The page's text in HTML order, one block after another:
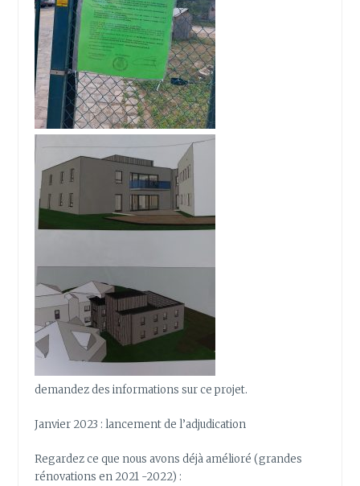
demandez des informations sur ce projet.
Janvier 2023 : lancement de l’adjudication
Regardez ce que nous avons déjà amélioré (grandes
rénovations en 2021 -2022) :